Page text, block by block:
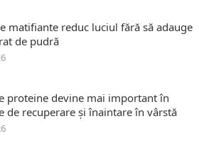
matifiante reduc luciul fără să adauge
de pudră
proteine devine mai important în
de recuperare și înaintare în vârstă